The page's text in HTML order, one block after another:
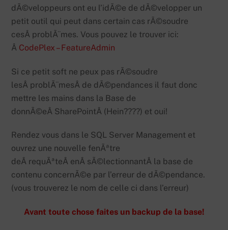
dÃ©veloppeurs ont eu l’idÃ©e de dÃ©velopper un
petit outil qui peut dans certain cas rÃ©soudre
cesÂ problÃ¨mes. Vous pouvez le trouver ici:
Â CodePlex – FeatureAdmin
Si ce petit soft ne peux pas rÃ©soudre
lesÂ problÃ¨mesÂ de dÃ©pendances il faut donc
mettre les mains dans la Base de
donnÃ©eÂ SharePointÂ (Hein????) et oui!
Rendez vous dans le SQL Server Management et
ouvrez une nouvelle fenÃªtre
deÂ requÃªteÂ enÂ sÃ©lectionnantÂ la base de
contenu concernÃ©e par l’erreur de dÃ©pendance.
(vous trouverez le nom de celle ci dans l’erreur)
Avant toute chose faites un backup de la base!